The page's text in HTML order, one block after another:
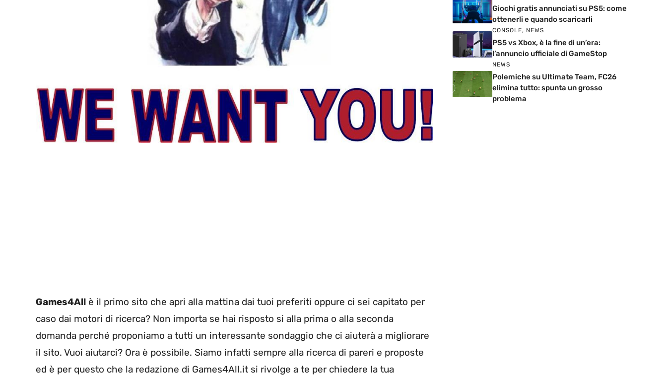
Games4All è il primo sito che apri alla mattina dai tuoi preferiti oppure ci sei capitato per
caso dai motori di ricerca? Non importa se hai risposto si alla prima o alla seconda
domanda perché proponiamo a tutti un interessante sondaggio che ci aiuterà a migliorare
il sito. Vuoi aiutarci? Ora è possibile. Siamo infatti sempre alla ricerca di pareri e proposte
ed è per questo che la redazione di Games4All.it si rivolge a te per chiedere la tua
Giochi gratis annunciati su PS5: come
ottenerli e quando scaricarli
CONSOLE, NEWS
PS5 vs Xbox, è la fine di un’era:
l’annuncio ufficiale di GameStop
NEWS
Polemiche su Ultimate Team, FC26
elimina tutto: spunta un grosso
problema